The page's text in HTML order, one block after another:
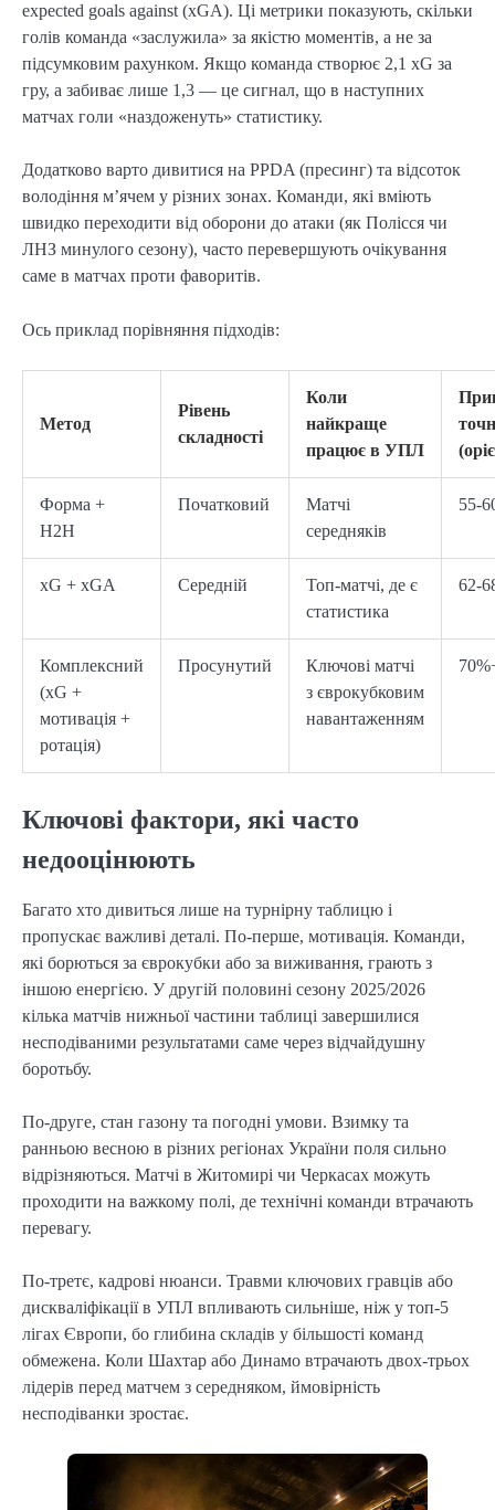
expected goals against (xGA). Ці метрики показують, скільки
голів команда «заслужила» за якістю моментів, а не за
підсумковим рахунком. Якщо команда створює 2,1 xG за
гру, а забиває лише 1,3 — це сигнал, що в наступних
матчах голи «наздоженуть» статистику.
Додатково варто дивитися на PPDA (пресинг) та відсоток
володіння м’ячем у різних зонах. Команди, які вміють
швидко переходити від оборони до атаки (як Полісся чи
ЛНЗ минулого сезону), часто перевершують очікування
саме в матчах проти фаворитів.
Ось приклад порівняння підходів:
Метод
Рівень
складності
Коли
найкраще
працює в УПЛ
Форма +
H2H
Початковий
Матчі
середняків
55-
xG + xGA Середній
Топ-матчі, де є
статистика
62-
Комплексний
(xG +
мотивація +
ротація)
Просунутий
Ключові матчі
з єврокубковим
навантаженням
Ключові фактори, які часто
недооцінюють
Багато хто дивиться лише на турнірну таблицю і
пропускає важливі деталі. По-перше, мотивація. Команди,
які борються за єврокубки або за виживання, грають з
іншою енергією. У другій половині сезону 2025/2026
кілька матчів нижньої частини таблиці завершилися
несподіваними результатами саме через відчайдушну
боротьбу.
По-друге, стан газону та погодні умови. Взимку та
ранньою весною в різних регіонах України поля сильно
відрізняються. Матчі в Житомирі чи Черкасах можуть
проходити на важкому полі, де технічні команди втрачають
перевагу.
По-третє, кадрові нюанси. Травми ключових гравців або
дискваліфікації в УПЛ впливають сильніше, ніж у топ-5
лігах Європи, бо глибина складів у більшості команд
обмежена. Коли Шахтар або Динамо втрачають двох-трьох
лідерів перед матчем з середняком, ймовірність
несподіванки зростає.